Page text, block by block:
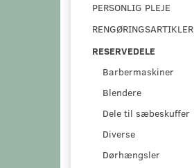
PERSONLIG PLEJE
RENGØRINGSARTIKLER
RESERVEDELE
Barbermaskiner
Blendere
Dele til sæbeskuffer
Diverse
Dørhængsler